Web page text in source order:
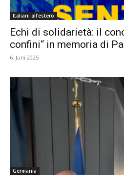
Italiani all'estero
Echi di solidarietà: il
confini“ in memoria di
6. Juni 2025
Germania